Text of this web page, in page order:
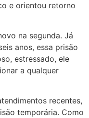
e orientou retorno
na segunda. Já
anos, essa prisão
estressado, ele
a qualquer
recentes,
temporária. Como